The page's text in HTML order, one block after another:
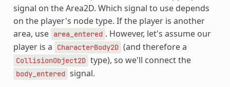
signal on the Area2D. Which signal to use depends
on the player's node type. If the player is another
area, use area_entered . However, let's assume our
player is a
CharacterBody2D (and therefore a
CollisionObject2D type), so we'll connect the
body_entered signal.